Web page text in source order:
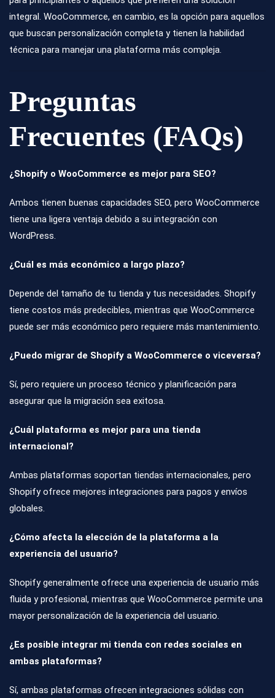
integral. WooCommerce, en cambio, es la opción para aquellos
que buscan personalización completa y tienen la habilidad
técnica para manejar una plataforma más compleja.
Preguntas
Frecuentes (FAQs)
¿Shopify o WooCommerce es mejor para SEO?
Ambos tienen buenas capacidades SEO, pero WooCommerce
tiene una ligera ventaja debido a su integración con
WordPress.
¿Cuál es más económico a largo plazo?
Depende del tamaño de tu tienda y tus necesidades. Shopify
tiene costos más predecibles, mientras que WooCommerce
puede ser más económico pero requiere más mantenimiento.
¿Puedo migrar de Shopify a WooCommerce o viceversa?
Sí, pero requiere un proceso técnico y planificación para
asegurar que la migración sea exitosa.
¿Cuál plataforma es mejor para una tienda
internacional?
Ambas plataformas soportan tiendas internacionales, pero
Shopify ofrece mejores integraciones para pagos y envíos
globales.
¿Cómo afecta la elección de la plataforma a la
experiencia del usuario?
Shopify generalmente ofrece una experiencia de usuario más
fluida y profesional, mientras que WooCommerce permite una
mayor personalización de la experiencia del usuario.
¿Es posible integrar mi tienda con redes sociales en
ambas plataformas?
Sí, ambas plataformas ofrecen integraciones sólidas con